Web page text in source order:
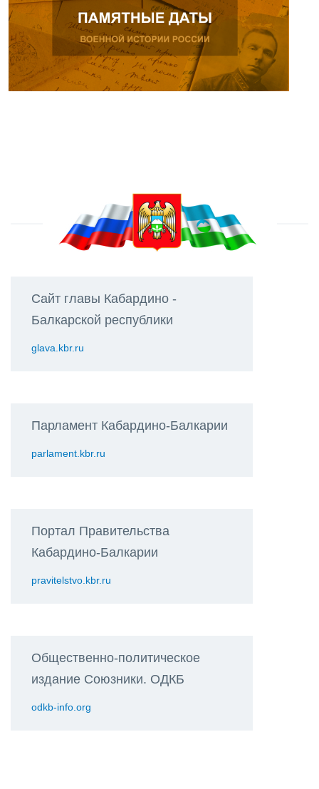
Сайт главы Кабардино -
Балкарской республики
glava.kbr.ru
Парламент Кабардино-Балкарии
parlament.kbr.ru
Портал Правительства
Кабардино-Балкарии
pravitelstvo.kbr.ru
Общественно-политическое
издание Союзники. ОДКБ
odkb-info.org